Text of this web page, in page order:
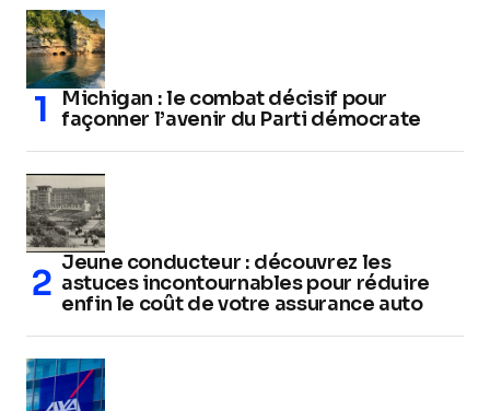
Michigan : le combat décisif pour
façonner l’avenir du Parti démocrate
Jeune conducteur : découvrez les
astuces incontournables pour réduire
enfin le coût de votre assurance auto